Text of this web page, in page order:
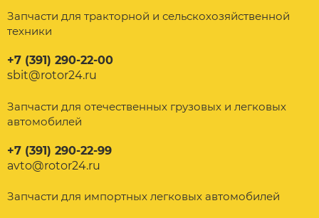
Запчасти для тракторной и сельскохозяйственной
техники
+7 (391) 290-22-00
sbit@rotor24.ru
Запчасти для отечественных грузовых и легковых
автомобилей
+7 (391) 290-22-99
avto@rotor24.ru
Запчасти для импортных легковых автомобилей